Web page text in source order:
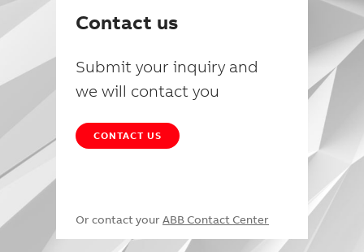
Contact us
Submit your inquiry and
we will contact you
CONTACT US
Or contact your ABB Contact Center